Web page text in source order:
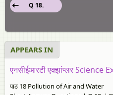
Q 18.
APPEARS IN
एनसीईआरटी एक्झांप्लर
पाठ 18 Pollution of Air and Water